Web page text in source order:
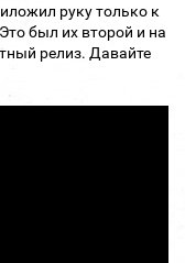
руку только к
был их второй и на
релиз. Давайте